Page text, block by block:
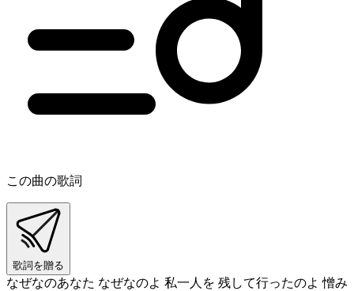
この曲の歌詞
歌詞を贈る
なぜなのあなた なぜなのよ 私一人を 残して行ったのよ 憎み